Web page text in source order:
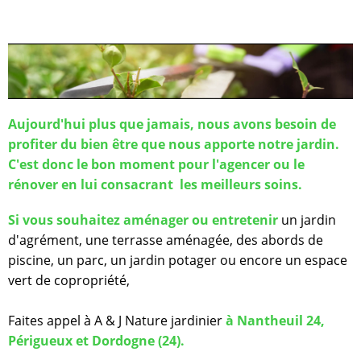
Aujourd'hui plus que jamais, nous avons besoin de
profiter du bien être que nous apporte notre jardin.
C'est donc le bon moment pour l'agencer ou le
rénover en lui consacrant les meilleurs soins.
Si vous souhaitez aménager ou entretenir un jardin
d'agrément, une terrasse aménagée, des abords de
piscine, un parc, un jardin potager ou encore un espace
vert de copropriété,
Faites appel à A & J Nature jardinierà Nantheuil 24,
Périgueux et Dordogne (24).